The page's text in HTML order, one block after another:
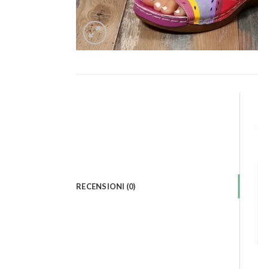
RECENSIONI (0)